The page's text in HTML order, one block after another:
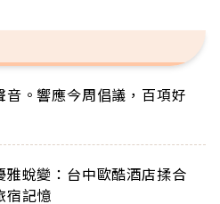
。響應今周倡議，百項好
蛻變：台中歐酷酒店揉合
宿記憶